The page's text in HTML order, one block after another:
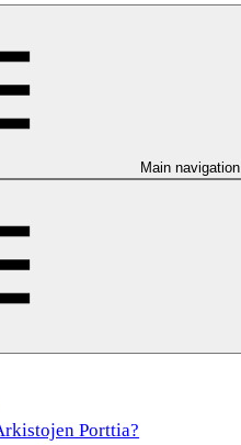
Main navigation
Porttia?